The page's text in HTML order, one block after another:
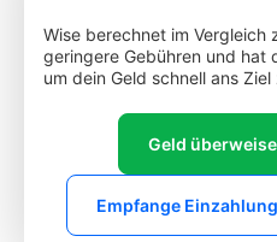
Wise berechnet im Vergleich
geringere Gebühren und hat
um dein Geld schnell ans
Geld
Empfange